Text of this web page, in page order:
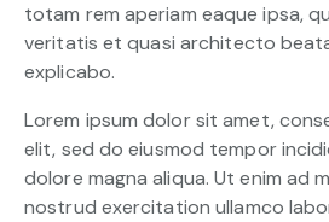
totam rem aperiam eaque ipsa,
veritatis et quasi architecto
explicabo.
Lorem ipsum dolor sit amet,
elit, sed do eiusmod tempor
dolore magna aliqua. Ut enim ad
nostrud exercitation ullamco